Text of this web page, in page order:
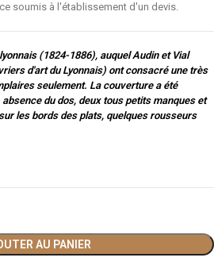
soumis à l'établissement d'un devis.
(1824-1886), auquel Audin et Vial
d'art du Lyonnais) ont consacré une très
seulement. La couverture a été
du dos, deux tous petits manques et
les bords des plats, quelques rousseurs
AU PANIER